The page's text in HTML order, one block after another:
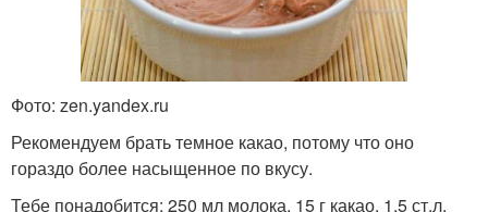
Фото: zen.yandex.ru
Рекомендуем брать темное какао, потому что оно
гораздо более насыщенное по вкусу.
Тебе понадобится: 250 мл молока, 15 г какао, 1,5 ст.л.